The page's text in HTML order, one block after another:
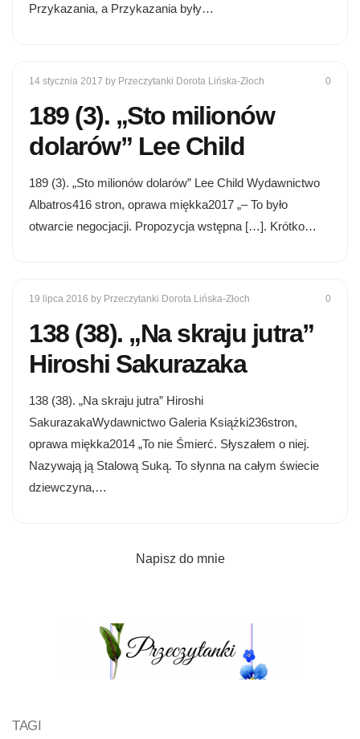
Przykazania, a Przykazania były…
14 stycznia 2017 by Przeczytanki Dorota Lińska-Złoch 0
189 (3). „Sto milionów
dolarów” Lee Child
189 (3). „Sto milionów dolarów” Lee Child Wydawnictwo
Albatros416 stron, oprawa miękka2017 „– To było
otwarcie negocjacji. Propozycja wstępna […]. Krótko…
19 lipca 2016 by Przeczytanki Dorota Lińska-Złoch 0
138 (38). „Na skraju jutra”
Hiroshi Sakurazaka
138 (38). „Na skraju jutra” Hiroshi
SakurazakaWydawnictwo Galeria Książki236stron,
oprawa miękka2014 „To nie Śmierć. Słyszałem o niej.
Nazywają ją Stalową Suką. To słynna na całym świecie
dziewczyna,…
Napisz do mnie
TAGI